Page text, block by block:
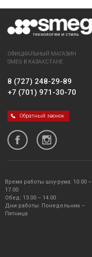
ОФИЦИАЛЬНЫЙ МАГАЗИН
SMEG В КАЗАХСТАНЕ
8 (727) 248-29-89
+7 (701) 971-30-70
Обратный звонок
Время работы шоу-рума: 10.00 –
17.00
Обед: 13.00 – 14.00
Дни работы: Понедельник –
Пятница